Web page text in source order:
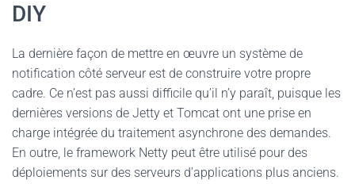
DIY
La dernière façon de mettre en œuvre un système de
notification côté serveur est de construire votre propre
cadre. Ce n’est pas aussi difficile qu’il n’y paraît, puisque les
dernières versions de Jetty et Tomcat ont une prise en
charge intégrée du traitement asynchrone des demandes.
En outre, le framework Netty peut être utilisé pour des
déploiements sur des serveurs d’applications plus anciens.